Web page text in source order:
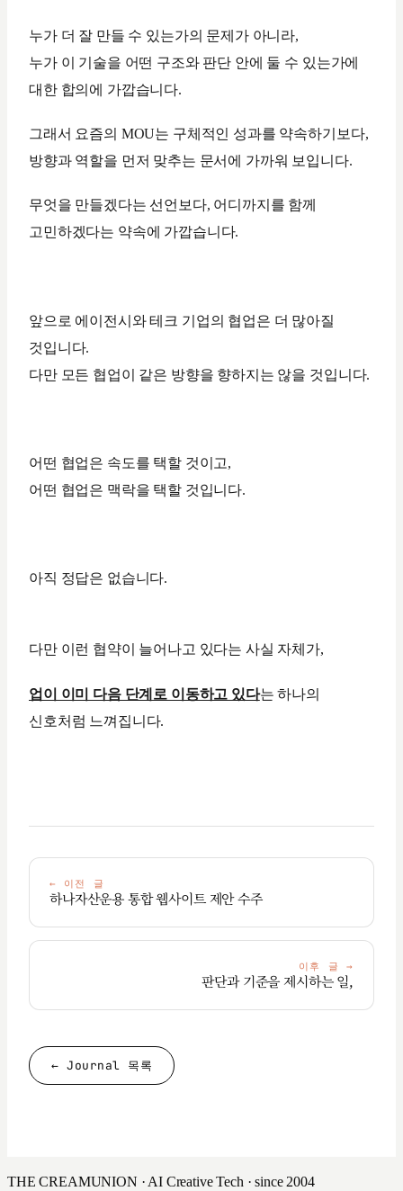
누가 더 잘 만들 수 있는가의 문제가 아니라,
누가 이 기술을 어떤 구조와 판단 안에 둘 수 있는가에
대한 합의에 가깝습니다.
그래서 요즘의 MOU는 구체적인 성과를 약속하기보다,
방향과 역할을 먼저 맞추는 문서에 가까워 보입니다.
무엇을 만들겠다는 선언보다, 어디까지를 함께
고민하겠다는 약속에 가깝습니다.
앞으로 에이전시와 테크 기업의 협업은 더 많아질
것입니다.
다만 모든 협업이 같은 방향을 향하지는 않을 것입니다.
어떤 협업은 속도를 택할 것이고,
어떤 협업은 맥락을 택할 것입니다.
아직 정답은 없습니다.
다만 이런 협약이 늘어나고 있다는 사실 자체가,
업이 이미 다음 단계로 이동하고 있다는 하나의
신호처럼 느껴집니다.
← 이전 글
하나자산운용 통합 웹사이트 제안 수주
이후 글 →
판단과 기준을 제시하는 일,
← Journal 목록
THE CREAMUNION · AI Creative Tech · since 2004